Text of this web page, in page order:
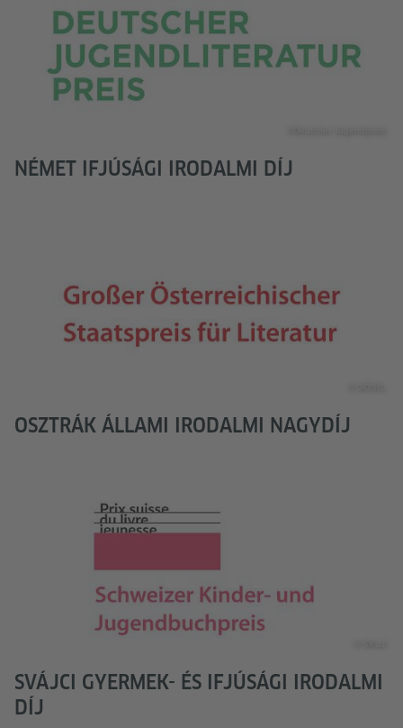
NÉMET IFJÚSÁGI IRODALMI DÍJ
OSZTRÁK ÁLLAMI IRODALMI NAGYDÍJ
SVÁJCI GYERMEK- ÉS IFJÚSÁGI IRODALMI
DÍJ